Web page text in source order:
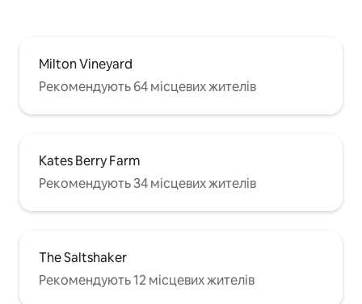
Milton Vineyard
Рекомендують 64 місцевих жителів
Kates Berry Farm
Рекомендують 34 місцевих жителів
The Saltshaker
Рекомендують 12 місцевих жителів